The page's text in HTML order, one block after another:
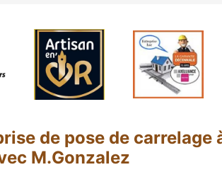
de pose de carrelage
M.Gonzalez